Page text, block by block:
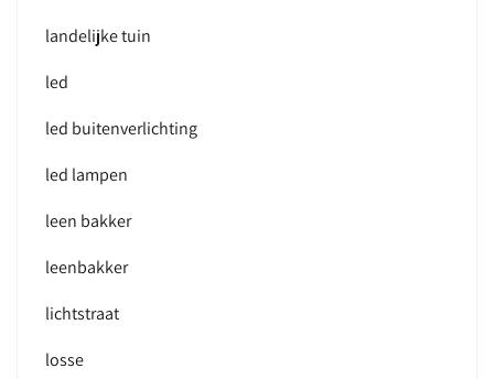
landelijke tuin
led
led buitenverlichting
led lampen
leen bakker
leenbakker
lichtstraat
losse